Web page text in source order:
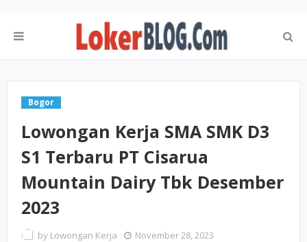
Bogor
Lowongan Kerja SMA SMK D3
S1 Terbaru PT Cisarua
Mountain Dairy Tbk Desember
2023
by Lowongan Kerja November 28, 2023